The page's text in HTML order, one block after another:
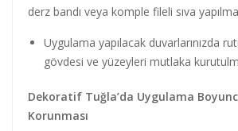
derz bandı veya komple fileli sıva
Uygulama yapılacak duvarlarınızda
gövdesi ve yüzeyleri mutlaka
Dekoratif Tuğla’da Uygulama
Korunması